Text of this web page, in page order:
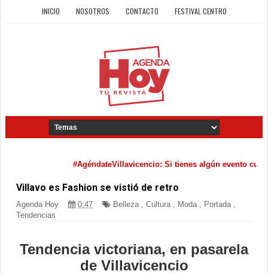
INICIO NOSOTROS CONTACTO FESTIVAL CENTRO
#AgéndateVillavicencio: Si tienes algún evento cultural que
Villavo es Fashion se vistió de retro
Agenda Hoy 0:47 Belleza Cultura Moda Portada
Tendencias
Tendencia victoriana, en pasarela
de Villavicencio